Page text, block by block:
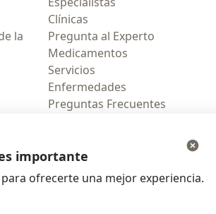
la
Clínicas
Pregunta al Experto
Medicamentos
Servicios
Enfermedades
Preguntas Frecuentes
se abre en una nueva
se abre en unase
importante
ofrecerte una mejor experiencia.